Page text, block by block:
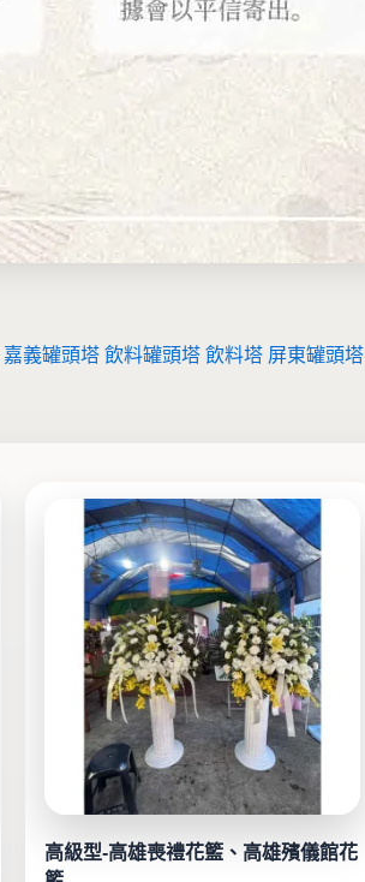
嘉義罐頭塔 飲料罐頭塔 飲料塔 屏東罐頭塔
高級型-高雄喪禮花籃、高雄殯儀館花